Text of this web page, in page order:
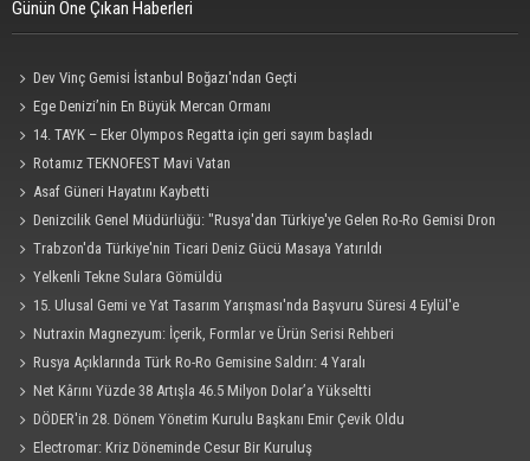
Günün Öne Çıkan Haberleri
Dev Vinç Gemisi İstanbul Boğazı'ndan Geçti
Ege Denizi’nin En Büyük Mercan Ormanı
14. TAYK – Eker Olympos Regatta için geri sayım başladı
Rotamız TEKNOFEST Mavi Vatan
Asaf Güneri Hayatını Kaybetti
Denizcilik Genel Müdürlüğü: "Rusya'dan Türkiye'ye Gelen Ro-Ro Gemisi Dron
Saldırısına Uğradı"
Trabzon'da Türkiye'nin Ticari Deniz Gücü Masaya Yatırıldı
Yelkenli Tekne Sulara Gömüldü
15. Ulusal Gemi ve Yat Tasarım Yarışması'nda Başvuru Süresi 4 Eylül'e
Uzatıldı
Nutraxin Magnezyum: İçerik, Formlar ve Ürün Serisi Rehberi
Rusya Açıklarında Türk Ro-Ro Gemisine Saldırı: 4 Yaralı
Net Kârını Yüzde 38 Artışla 46.5 Milyon Dolar’a Yükseltti
DÖDER'in 28. Dönem Yönetim Kurulu Başkanı Emir Çevik Oldu
Electromar: Kriz Döneminde Cesur Bir Kuruluş